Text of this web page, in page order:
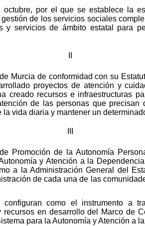
por el que se establece la
de los servicios sociales
servicios de ámbito estatal para
Murcia de conformidad con su
proyectos de atención y
creado recursos e infraestructuras
de las personas que
vida diaria y mantener un
Promoción de la Autonomía
y Atención a la
a la Administración General del
de cada una de las
como el instrumento a
en desarrollo del Marco de
para la Autonomía y Atención a